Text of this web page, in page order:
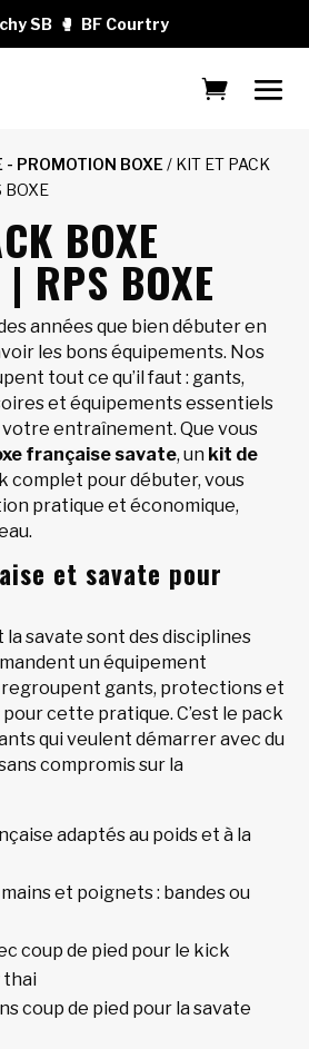
SB 🥊 BF Courtry
- PROMOTION BOXE / KIT ET PACK
BOXE
BOXE
RPS BOXE
années que bien débuter en
les bons équipements. Nos
tout ce qu’il faut : gants,
et équipements essentiels
entraînement. Que vous
française savate, un kit de
complet pour débuter, vous
pratique et économique,
et savate pour
la savate sont des disciplines
un équipement
gants, protections et
cette pratique. C’est le pack
qui veulent démarrer avec du
compromis sur la
adaptés au poids et à la
et poignets : bandes ou
coup de pied pour le kick
thai
coup de pied pour la savate